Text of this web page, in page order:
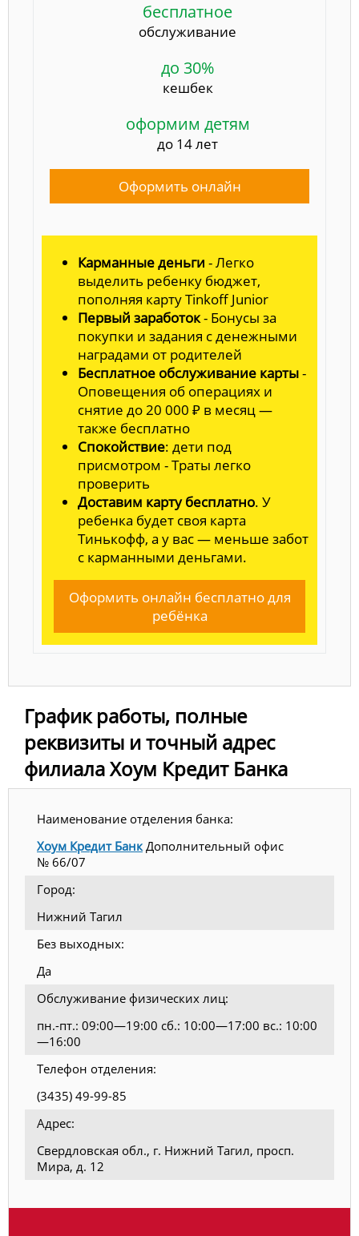
бесплатное
обслуживание
до 30%
кешбек
оформим детям
до 14 лет
Оформить онлайн
Карманные деньги - Легко
выделить ребенку бюджет,
пополняя карту Tinkoff Junior
Первый заработок- Бонусы за
покупки и задания с денежными
наградами от родителей
Бесплатное обслуживание карты-
Оповещения об операциях и
снятие до 20 000 ₽ в месяц —
также бесплатно
Спокойствие: дети под
присмотром - Траты легко
проверить
Доставим карту бесплатно. У
ребенка будет своя карта
Тинькофф, а у вас — меньше забот
с карманными деньгами.
Оформить онлайн бесплатно для
ребёнка
График работы, полные
реквизиты и точный адрес
филиала Хоум Кредит Банка
Наименование отделения банка:
Хоум Кредит БанкДополнительный офис
№ 66/07
Город:
Нижний Тагил
Без выходных:
Да
Обслуживание физических лиц:
пн.-пт.: 09:00—19:00 сб.: 10:00—17:00 вс.: 10:00
—16:00
Телефон отделения:
(3435) 49-99-85
Адрес:
Свердловская обл., г. Нижний Тагил, просп.
Мира, д. 12